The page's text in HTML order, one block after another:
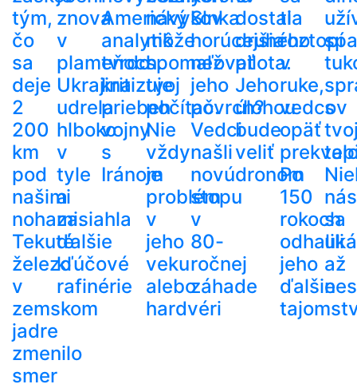
tým,
čo
sa
deje
2
200
km
pod
našimi
nohami.
Tekuté
železo
v
zemskom
jadre
zmenilo
smer
znova
v
plameňoch.
Ukrajina
udrela
hlboko
v
tyle
a
zasiahla
ďalšie
kľúčové
rafinérie
Americký
analytik
tvrdo
kritizuje
priebeh
vojny
s
Iránom
návykov
môže
spomaľovať
tvoj
počítač.
Nie
vždy
je
problém
v
jeho
veku
alebo
hardvéri
Slnka
horúcejšia
než
jeho
povrch?
Vedci
našli
novú
stopu
v
80-
ročnej
záhade
dostala
druhého
pilota.
Jeho
úlohou
bude
veliť
dronom
ti
roztopí
v
ruke,
vedcov
opäť
Po
150
rokoch
odhalili
jeho
ďalšie
s
sa
až